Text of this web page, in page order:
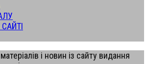
і новин із сайту видання